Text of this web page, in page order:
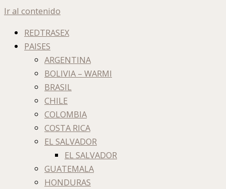
Ir al contenido
REDTRASEX
PAISES
ARGENTINA
BOLIVIA – WARMI
BRASIL
CHILE
COLOMBIA
COSTA RICA
EL SALVADOR
EL SALVADOR
GUATEMALA
HONDURAS